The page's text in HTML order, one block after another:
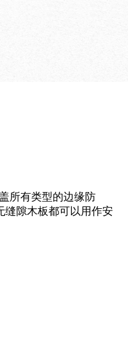
所有类型的边缘防
缝隙木板都可以用作安